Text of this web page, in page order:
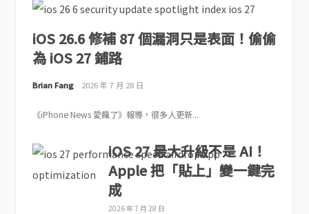
iOS 26.6 修補 87 個漏洞只是表面！偷偷
為 iOS 27 鋪路
Brian Fang 2026 年 7 月 28 日
《iPhone News 愛瘋了》報導，很多人更新...
iOS 27 最大升級不是 AI！
Apple 把「貼上」變一鍵完
成
2026 年 7 月 28 日